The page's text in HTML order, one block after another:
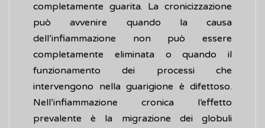
completamente guarita. La cronicizzazione
può avvenire quando la causa
dell’infiammazione non può essere
completamente eliminata o quando il
funzionamento dei processi che
intervengono nella guarigione è difettoso.
Nell’infiammazione cronica l’effetto
prevalente è la migrazione dei globuli